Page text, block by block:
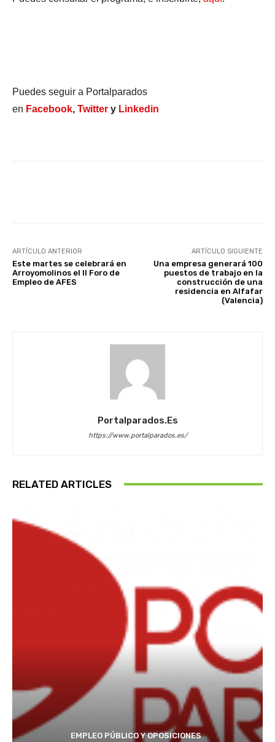
Puedes seguir a Portalparados
en Facebook, Twitter y Linkedin
ARTÍCULO ANTERIOR
Este martes se celebrará en
Arroyomolinos el II Foro de
Empleo de AFES
ARTÍCULO SIGUIENTE
Una empresa generará 100
puestos de trabajo en la
construcción de una
residencia en Alfafar
(Valencia)
Portalparados.es
https://www.portalparados.es/
RELATED ARTICLES
EMPLEO PÚBLICO Y OPOSICIONES